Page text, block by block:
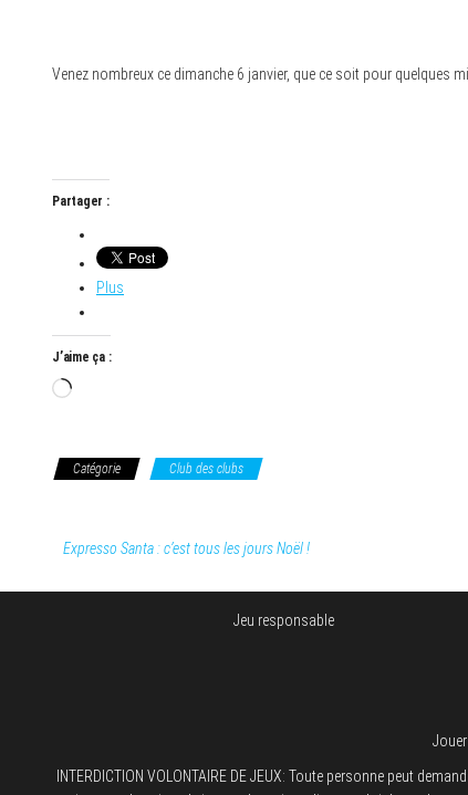
Venez nombreux ce dimanche 6 janvier, que ce soit pour quelques
Partager :
Plus
J’aime ça :
Chargement…
Catégorie Club des clubs
Expresso Santa : c’est tous les jours Noël !
Jeu responsable
INTERDICTION VOLONTAIRE DE JEUX: Toute personne peut